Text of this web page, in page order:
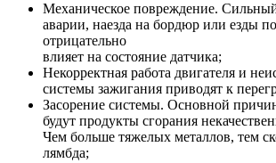
Механическое повреждение. Сильный
аварии, наезда на бордюр или езды
отрицательно
влияет на состояние датчика;
Некорректная работа двигателя и
системы зажигания приводят к
Засорение системы. Основной
будут продукты сгорания
Чем больше тяжелых металлов, тем
лямбда;